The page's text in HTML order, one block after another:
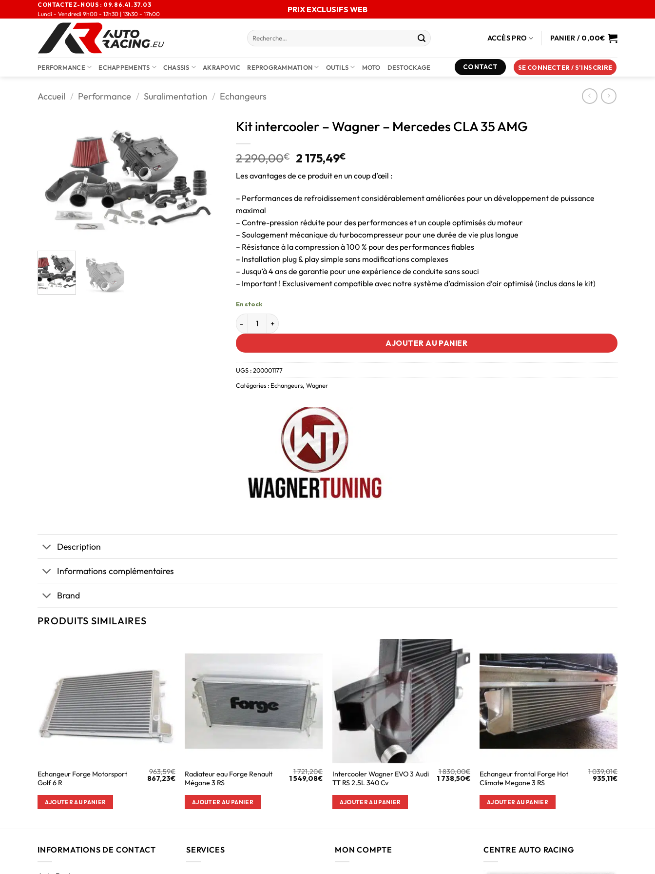
CONTACTEZ-NOUS : 09.86.41.37.03
Lundi - Vendredi 9h00 - 12h30 | 13h30 - 17h00
PRIX EXCLUSIFS WEB
ACCÈS PRO PANIER / 0,00€
PERFORMANCE ECHAPPEMENTS CHASSIS AKRAPOVIC REPROGRAMMATION OUTILS MOTO DESTOCKAGE CONTACT SE CONNECTER / S’INSCRIRE
Accueil / Performance / Suralimentation / Echangeurs
Kit intercooler – Wagner – Mercedes CLA 35 AMG
2 290,00€ 2 175,49€
Les avantages de ce produit en un coup d’œil :
– Performances de refroidissement considérablement améliorées pour un développement de puissance
maximal
– Contre-pression réduite pour des performances et un couple optimisés du moteur
– Soulagement mécanique du turbocompresseur pour une durée de vie plus longue
– Résistance à la compression à 100 % pour des performances fiables
– Installation plug & play simple sans modifications complexes
– Jusqu’à 4 ans de garantie pour une expérience de conduite sans souci
– Important ! Exclusivement compatible avec notre système d’admission d’air optimisé (inclus dans le kit)
En stock
AJOUTER AU PANIER
UGS :200001177
Catégories : Echangeurs, Wagner
Description
Informations complémentaires
Brand
PRODUITS SIMILAIRES
Echangeur Forge Motorsport
Golf 6 R
963,59€
867,23€
AJOUTER AU PANIER
Radiateur eau Forge Renault
Mégane 3 RS
1 721,20€
1 549,08€
AJOUTER AU PANIER
Intercooler Wagner EVO 3 Audi
TT RS 2.5L 340 Cv
1 830,00€
1 738,50€
AJOUTER AU PANIER
Echangeur frontal Forge Hot
Climate Megane 3 RS
1 039,01€
935,11€
AJOUTER AU PANIER
INFORMATIONS DE CONTACT SERVICES MON COMPTE CENTRE AUTO RACING